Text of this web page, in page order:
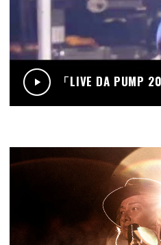
RADIO
サンデーradio 調子 do～yo！！
「LIVE DA PUMP